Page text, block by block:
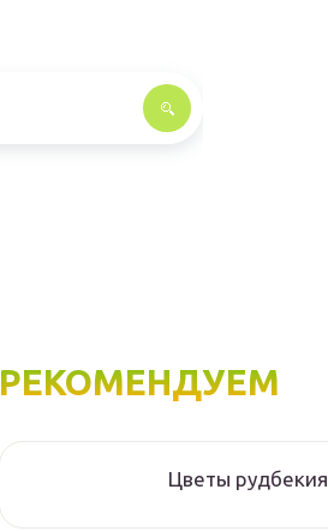
РЕКОМЕНДУЕМ
Цветы рудбекия